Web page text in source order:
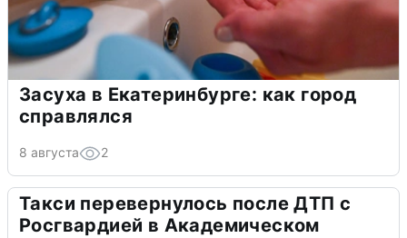
Засуха в Екатеринбурге: как город
справлялся
8 августа 2
Такси перевернулось после ДТП с
Росгвардией в Академическом